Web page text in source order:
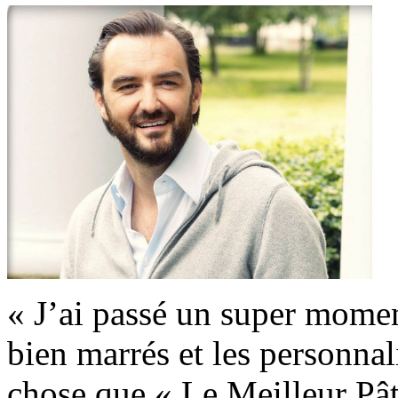
« J’ai passé un super
bien marrés et les